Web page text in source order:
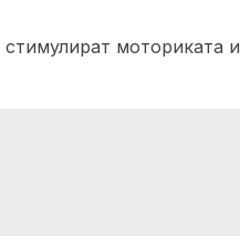
моториката и